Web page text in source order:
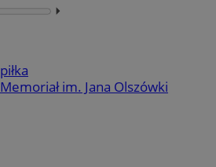
⏵︎
piłka
Memoriał im. Jana Olszówki